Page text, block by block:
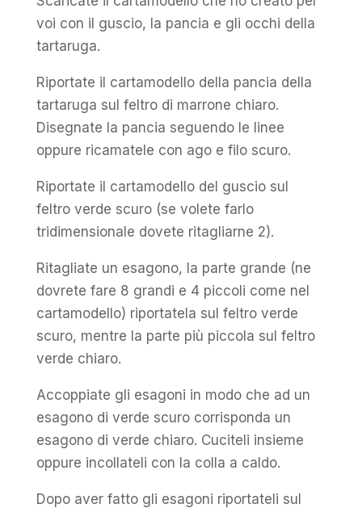
voi con il guscio, la pancia e gli occhi della
tartaruga.
Riportate il cartamodello della pancia della
tartaruga sul feltro di marrone chiaro.
Disegnate la pancia seguendo le linee
oppure ricamatele con ago e filo scuro.
Riportate il cartamodello del guscio sul
feltro verde scuro (se volete farlo
tridimensionale dovete ritagliarne 2).
Ritagliate un esagono, la parte grande (ne
dovrete fare 8 grandi e 4 piccoli come nel
cartamodello) riportatela sul feltro verde
scuro, mentre la parte più piccola sul feltro
verde chiaro.
Accoppiate gli esagoni in modo che ad un
esagono di verde scuro corrisponda un
esagono di verde chiaro. Cuciteli insieme
oppure incollateli con la colla a caldo.
Dopo aver fatto gli esagoni riportateli sul